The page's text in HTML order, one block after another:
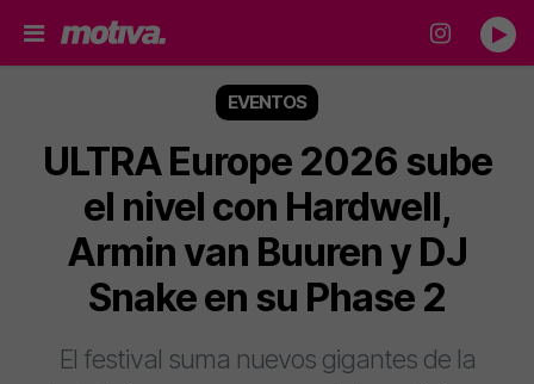
EVENTOS
ULTRA Europe 2026 sube
el nivel con Hardwell,
Armin van Buuren y DJ
Snake en su Phase 2
El festival suma nuevos gigantes de la